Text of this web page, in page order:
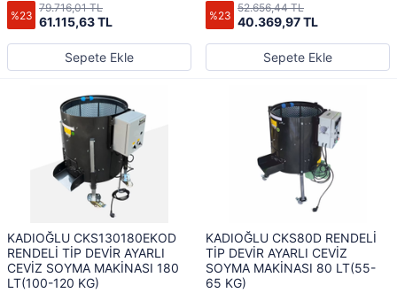
%23 61.115,63 TL
79.716,01 TL
Sepete Ekle
%23 40.369,97 TL
52.656,44 TL
Sepete Ekle
KADIOĞLU CKS130180EKOD
RENDELİ TİP DEVİR AYARLI
CEVİZ SOYMA MAKİNASI 180
LT(100-120 KG)
KADIOĞLU CKS80D RENDELİ
TİP DEVİR AYARLI CEVİZ
SOYMA MAKİNASI 80 LT(55-
65 KG)